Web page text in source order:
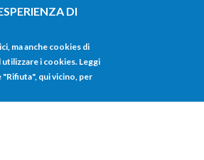
DI
ma anche cookies di
i cookies. Leggi
qui vicino, per
HOME